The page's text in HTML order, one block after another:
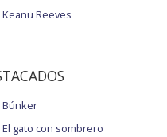
Keanu Reeves
Búnker
El gato con sombrero